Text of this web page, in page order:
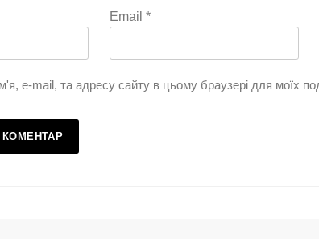
Email*
e-mail, та адресу сайту в цьому браузері для моїх